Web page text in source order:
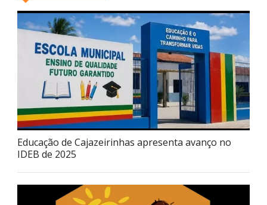
Educação de Cajazeirinhas apresenta avanço no
IDEB de 2025